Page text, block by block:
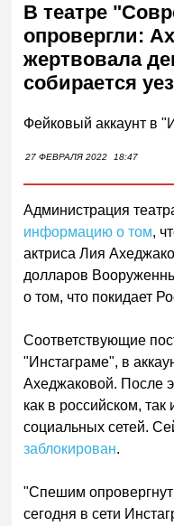
В театре
опровергли:
жертвовала
собирается
Фейковый аккаунт в
27 ФЕВРАЛЯ 2022 18:47
Администрация
информацию о том,
актриса Лия
долларов
о том, что покидает
Соответствующие
"Инстаграме", в
Ахеджаковой. После
как в российском,
социальных сетей.
заблокирован.
"Спешим
сегодня в сети